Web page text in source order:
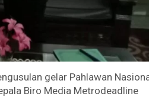
gelar Pahlawan
Biro Media Metrodeadline